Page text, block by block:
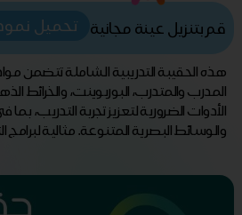
قم بتنزيل عينة مجانية تحميل
هذه الحقيبة التدريبية الشاملة تتضمن
المدرب والمتدرب، البوربوينت، والخرائط
الأدوات الضرورية لتعزيز تجربة التدريب،
والوسائط البصرية المتنوعة. مثالية لبرامج